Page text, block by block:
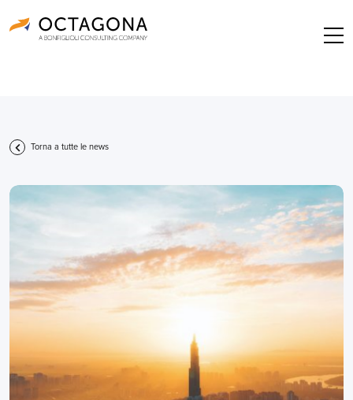
Torna a tutte le news